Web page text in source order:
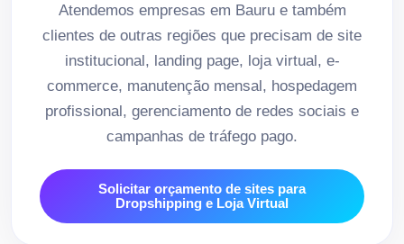
Atendemos empresas em Bauru e também
clientes de outras regiões que precisam de site
institucional, landing page, loja virtual, e-
commerce, manutenção mensal, hospedagem
profissional, gerenciamento de redes sociais e
campanhas de tráfego pago.
Solicitar orçamento de sites para
Dropshipping e Loja Virtual